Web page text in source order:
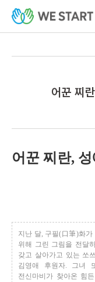
어꾼 찌
어꾼 찌란,
지난 달, 구필(口筆)화
위해 그린 그림을 전달
갖고 살아가고 있는 쏘
김영애 후원자. 그녀
전신마비가 찾아온 힘